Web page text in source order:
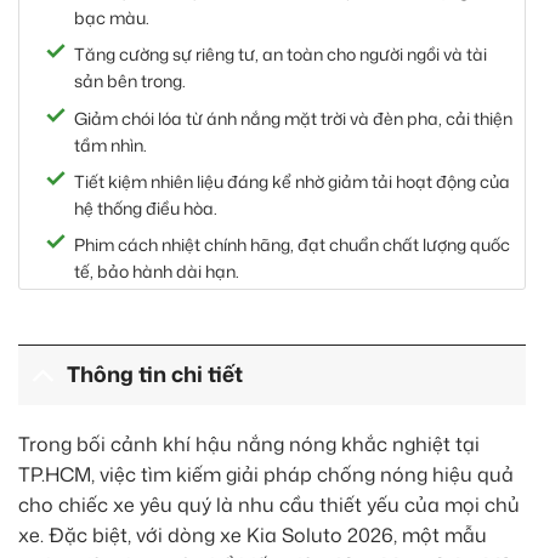
bạc màu.
Tăng cường sự riêng tư, an toàn cho người ngồi và tài
sản bên trong.
Giảm chói lóa từ ánh nắng mặt trời và đèn pha, cải thiện
tầm nhìn.
Tiết kiệm nhiên liệu đáng kể nhờ giảm tải hoạt động của
hệ thống điều hòa.
Phim cách nhiệt chính hãng, đạt chuẩn chất lượng quốc
tế, bảo hành dài hạn.
Thông tin chi tiết
Trong bối cảnh khí hậu nắng nóng khắc nghiệt tại
TP.HCM, việc tìm kiếm giải pháp chống nóng hiệu quả
cho chiếc xe yêu quý là nhu cầu thiết yếu của mọi chủ
xe. Đặc biệt, với dòng xe Kia Soluto 2026, một mẫu